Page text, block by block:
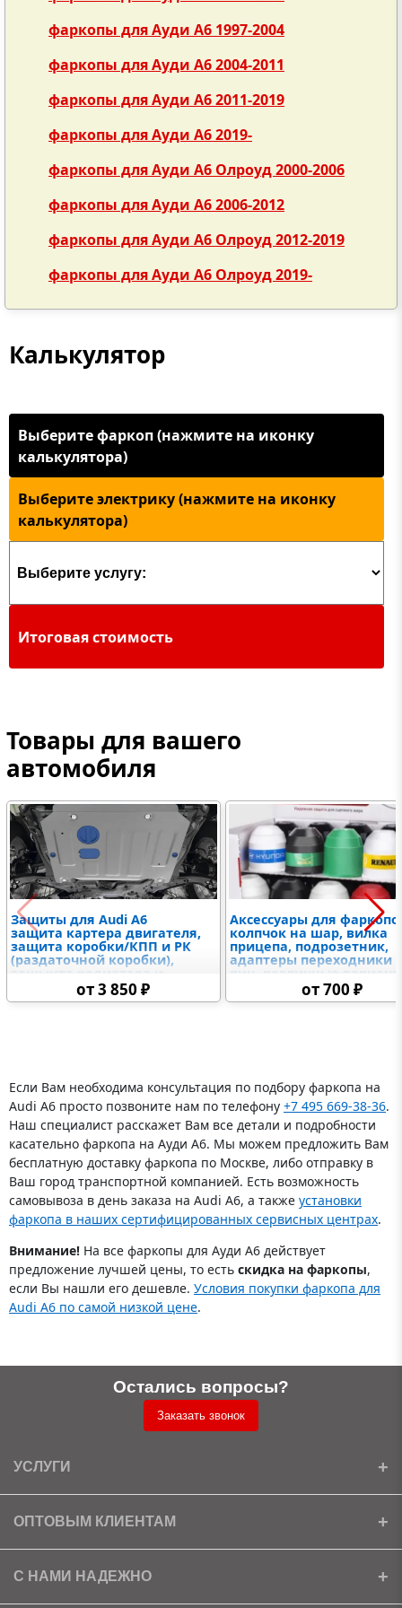
фаркопы для Ауди А6 1997-2004
фаркопы для Ауди А6 2004-2011
фаркопы для Ауди А6 2011-2019
фаркопы для Ауди А6 2019-
фаркопы для Ауди А6 Олроуд 2000-2006
фаркопы для Ауди А6 2006-2012
фаркопы для Ауди А6 Олроуд 2012-2019
фаркопы для Ауди А6 Олроуд 2019-
Калькулятор
Выберите фаркоп (нажмите на иконку
калькулятора)
Выберите электрику (нажмите на иконку
калькулятора)
Итоговая стоимость
Товары для вашего
автомобиля
Защиты для Audi A6
защита картера двигателя,
защита коробки/КПП и РК
(раздаточной коробки),
защыита радиатора и
дифференциалов,
топливного бака,
от 3 850 ₽
Аксессуары для
колпчок на шар, вилка
прицепа, подрозетник,
адаптеры переходники
пин, различные
крюков и американских
вставок, замковое
от 700 ₽
Если Вам необходима консультация по подбору фаркопа на
Audi A6 просто позвоните нам по телефону +7 495 669-38-36.
Наш специалист расскажет Вам все детали и подробности
касательно фаркопа на Ауди А6. Мы можем предложить Вам
бесплатную доставку фаркопа по Москве, либо отправку в
Ваш город транспортной компанией. Есть возможность
самовывоза в день заказа на Audi A6, а также установки
фаркопа в наших сертифицированных сервисных центрах.
Внимание! На все фаркопы для Ауди А6 действует
предложение лучшей цены, то есть скидка на фаркопы,
если Вы нашли его дешевле. Условия покупки фаркопа для
Audi A6 по самой низкой цене.
Остались вопросы?
Заказать звонок
УСЛУГИ
Установка
Доставка
ОПТОВЫМ КЛИЕНТАМ
Ищем партнеров
С НАМИ НАДЕЖНО